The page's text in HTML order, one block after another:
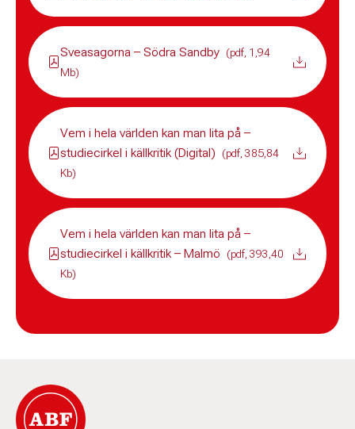
Sveasagorna – Södra Sandby (pdf, 1,94
Mb)
Vem i hela världen kan man lita på –
studiecirkel i källkritik (Digital)
(pdf, 385,84
Kb)
Vem i hela världen kan man lita på –
studiecirkel i källkritik – Malmö
(pdf, 393,40
Kb)